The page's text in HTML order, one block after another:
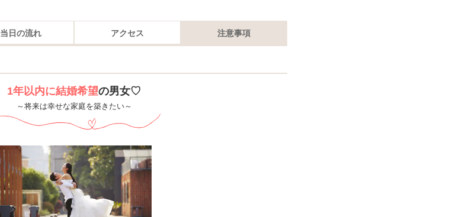
当日の流れ アクセス 注意事項
1年以内に結婚希望の男女♡
～将来は幸せな家庭を築きたい～